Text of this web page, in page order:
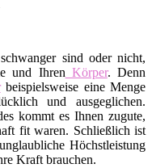
sind oder nicht,
und Ihren Körper. Denn
beispielsweise eine Menge
und ausgeglichen.
kommt es Ihnen zugute,
fit waren. Schließlich ist
Höchstleistung
Kraft brauchen.